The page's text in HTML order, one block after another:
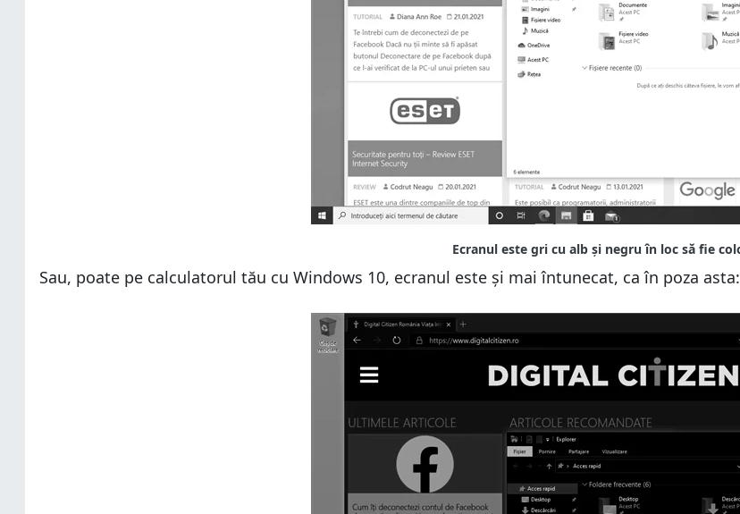
Sau, poate pe calculatorul tău cu Windows 10, ecranul este și mai întunecat, ca în poza asta: